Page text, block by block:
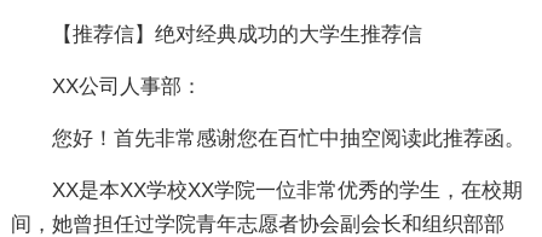
【推荐信】绝对经典成功的大学生推荐信
XX公司人事部：
您好！首先非常感谢您在百忙中抽空阅读此推荐函。
XX是本XX学校XX学院一位非常优秀的学生，在校期
间，她曾担任过学院青年志愿者协会副会长和组织部部